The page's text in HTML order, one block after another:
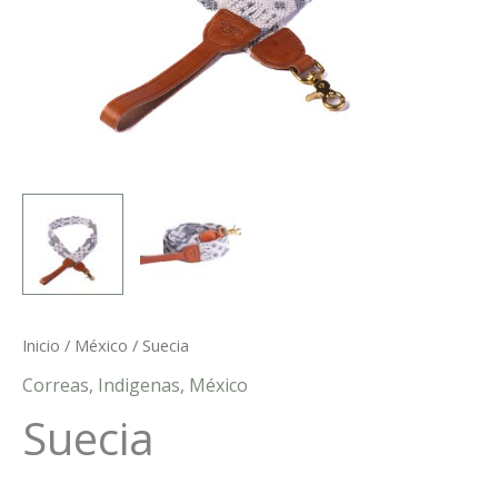
Inicio / México / Suecia
Correas, Indigenas, México
Suecia